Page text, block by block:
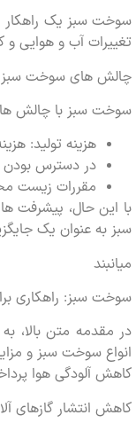
سوخت سبز یک راهکار
تغییرات آب و هوایی
چالش های سوخت سبز
سوخت سبز با چالش
هزینه تولید:
در دسترس بودن
مقررات زیست
با این حال، پیشرفت
سبز به عنوان یک
میانبند
سوخت سبز: راهکاری
در مقدمه متن
انواع سوخت سبز و
کاهش آلودگی هوا
کاهش انتشار گازهای